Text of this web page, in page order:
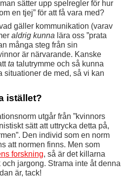
sätter upp spelregler för hur
en tjej” för att få vara med?
gäller kommunikation (varav
aldrig kunna lära oss ”prata
många steg från sin
är närvarande. Kanske
ta talutrymme och så kunna
situationer de med, så vi kan
istället?
utgår från ”kvinnors
sätt att uttrycka detta på,
Den individ som en norm
att normen finns. Men som
forskning, så är det killarna
jargong. Strama inte åt denna
är, tack!